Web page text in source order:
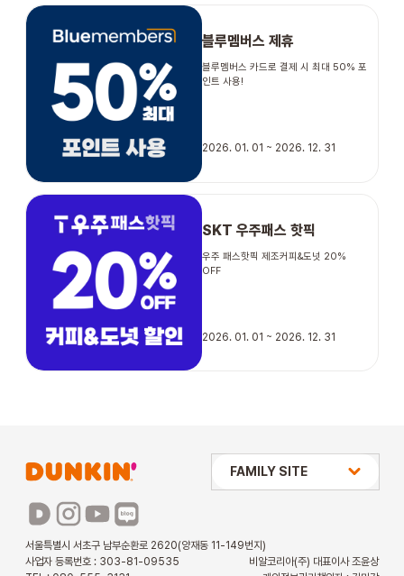
블루멤버스 제휴
블루멤버스 카드로 결제 시 최대 50% 포
인트 사용!
2026. 01. 01 ~ 2026. 12. 31
SKT 우주패스 핫픽
우주 패스핫픽 제조커피&도넛 20%
OFF
2026. 01. 01 ~ 2026. 12. 31
서울특별시 서초구 남부순환로 2620(양재동 11-149번지)
사업자 등록번호 : 303-81-09535
비알코리아(주) 대표이사 조윤상
상미당 HOLDINGS
파리바게뜨
FAMILY SITE